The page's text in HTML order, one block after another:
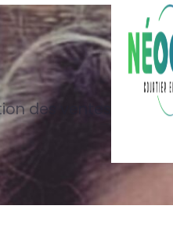
des ventes